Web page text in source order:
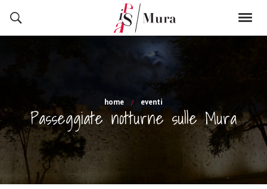
home eventi
Passeggiate notturne sulle Mura